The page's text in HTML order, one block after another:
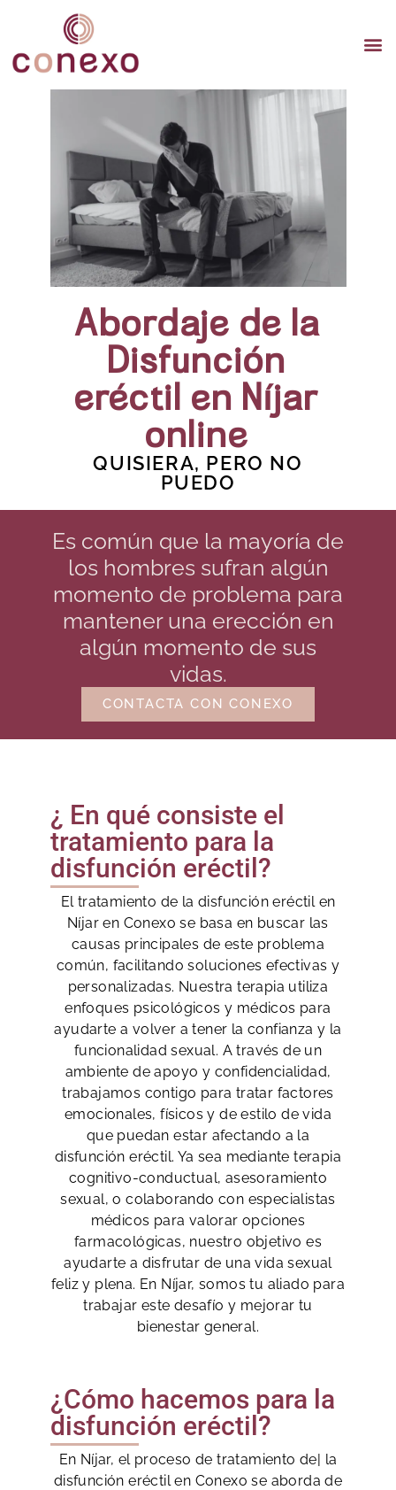
Abordaje de la
Disfunción
eréctil en Níjar
online
QUISIERA, PERO NO
PUEDO
Es común que la mayoría de
los hombres sufran algún
momento de problema para
mantener una erección en
algún momento de sus
vidas.
CONTACTA CON CONEXO
¿ En qué consiste el
tratamiento para la
disfunción eréctil?
El tratamiento de la disfunción eréctil en
Níjar en Conexo se basa en buscar las
causas principales de este problema
común, facilitando soluciones efectivas y
personalizadas. Nuestra terapia utiliza
enfoques psicológicos y médicos para
ayudarte a volver a tener la confianza y la
funcionalidad sexual. A través de un
ambiente de apoyo y confidencialidad,
trabajamos contigo para tratar factores
emocionales, físicos y de estilo de vida
que puedan estar afectando a la
disfunción eréctil. Ya sea mediante terapia
cognitivo-conductual, asesoramiento
sexual, o colaborando con especialistas
médicos para valorar opciones
farmacológicas, nuestro objetivo es
ayudarte a disfrutar de una vida sexual
feliz y plena. En Níjar, somos tu aliado para
trabajar este desafío y mejorar tu
bienestar general.
¿Cómo hacemos para la
disfunción eréctil?
En Níjar, el proceso de tratamiento de| la
disfunción eréctil en Conexo se aborda de